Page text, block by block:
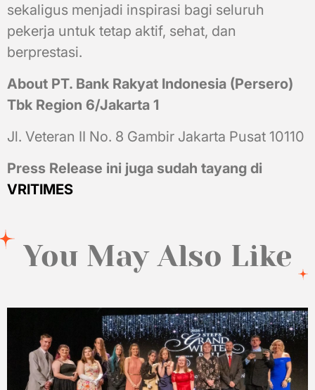
sekaligus menjadi inspirasi bagi seluruh
pekerja untuk tetap aktif, sehat, dan
berprestasi.
About PT. Bank Rakyat Indonesia (Persero)
Tbk Region 6/Jakarta 1
Jl. Veteran II No. 8 Gambir Jakarta Pusat 10110
Press Release ini juga sudah tayang di
VRITIMES
You May Also Like